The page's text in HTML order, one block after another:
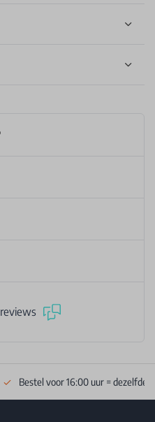
Bestel voor 16:00 uur = dezelfde